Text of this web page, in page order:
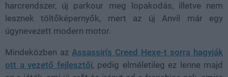
harcrendszer, új parkour meg lopakodás, illetve nem
lesznek töltőképernyők, mert az új Anvil már egy
úgynevezett modern motor.
Mindeközben az Assassin's Creed Hexe-t sorra hagyják
ott a vezető fejlesztői, pedig elméletileg ez lenne majd